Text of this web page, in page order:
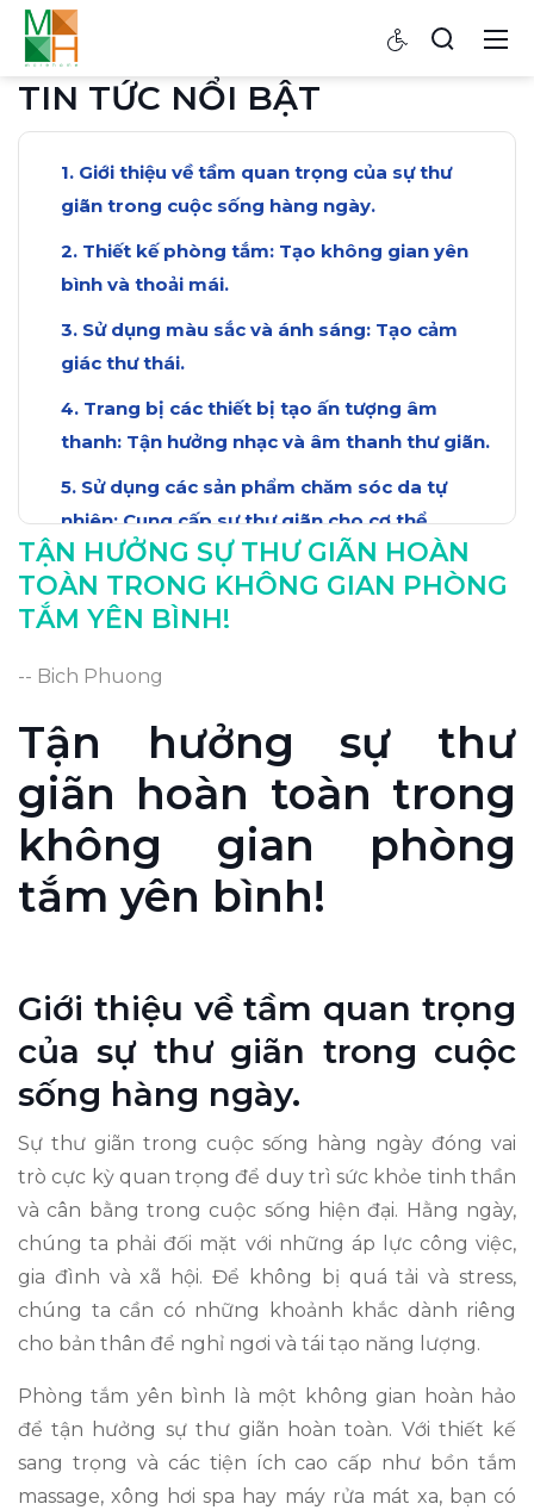
TIN TỨC NỔI BẬT
Giới thiệu về tầm quan trọng của sự thư
giãn trong cuộc sống hàng ngày.
Thiết kế phòng tắm: Tạo không gian yên
bình và thoải mái.
Sử dụng màu sắc và ánh sáng: Tạo cảm
giác thư thái.
Trang bị các thiết bị tạo ấn tượng âm
thanh: Tận hưởng nhạc và âm thanh thư giãn.
Sử dụng các sản phẩm chăm sóc da tự
nhiên: Cung cấp sự thư giãn cho cơ thể.
Thực hiện các phương pháp massage:
Giảm căng thẳng và đau nhức cơ.
thư giãn trong không gian phòng tắm.
TẬN HƯỞNG SỰ THƯ GIÃN HOÀN
TOÀN TRONG KHÔNG GIAN PHÒNG
TẮM YÊN BÌNH!
-- Bich Phuong
Tận hưởng sự thư
giãn hoàn toàn trong
không gian phòng
tắm yên bình!
Giới thiệu về tầm quan trọng
của sự thư giãn trong cuộc
sống hàng ngày.
Sự thư giãn trong cuộc sống hàng ngày đóng vai
trò cực kỳ quan trọng để duy trì sức khỏe tinh thần
và cân bằng trong cuộc sống hiện đại. Hằng ngày,
chúng ta phải đối mặt với những áp lực công việc,
gia đình và xã hội. Để không bị quá tải và stress,
chúng ta cần có những khoảnh khắc dành riêng
cho bản thân để nghỉ ngơi và tái tạo năng lượng.
Phòng tắm yên bình là một không gian hoàn hảo
để tận hưởng sự thư giãn hoàn toàn. Với thiết kế
sang trọng và các tiện ích cao cấp như bồn tắm
massage, xông hơi spa hay máy rửa mát xa, bạn có